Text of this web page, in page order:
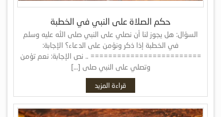
حكم الصلاة على النبي في الخطبة
السؤال: هل يجوز لنا أن نصلي على النبي صلى الله عليه وسلم
في الخطبة إذا ذكر ونؤمن على الدعاء؟ الإجابة:
========================= .. نص الإجابة: نعم تؤمن
وتصلي على النبي صلى […]
قراءة المزيد